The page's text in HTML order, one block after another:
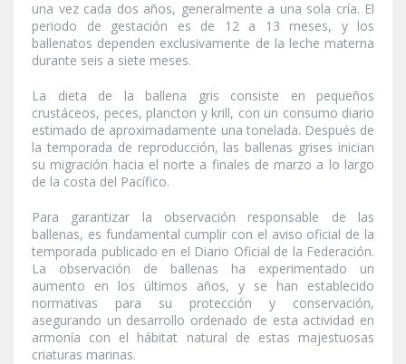
una vez cada dos años, generalmente a una sola cría. El
periodo de gestación es de 12 a 13 meses, y los
ballenatos dependen exclusivamente de la leche materna
durante seis a siete meses.
La dieta de la ballena gris consiste en pequeños
crustáceos, peces, plancton y krill, con un consumo diario
estimado de aproximadamente una tonelada. Después de
la temporada de reproducción, las ballenas grises inician
su migración hacia el norte a finales de marzo a lo largo
de la costa del Pacífico.
Para garantizar la observación responsable de las
ballenas, es fundamental cumplir con el aviso oficial de la
temporada publicado en el Diario Oficial de la Federación.
La observación de ballenas ha experimentado un
aumento en los últimos años, y se han establecido
normativas para su protección y conservación,
asegurando un desarrollo ordenado de esta actividad en
armonía con el hábitat natural de estas majestuosas
criaturas marinas.